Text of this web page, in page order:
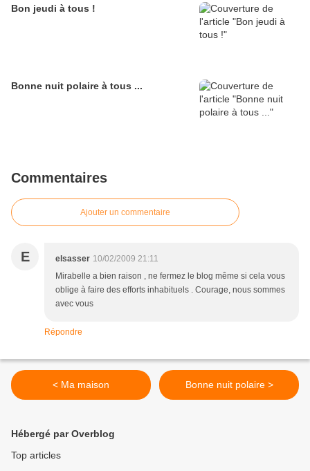
Bon jeudi à tous !
Bonne nuit polaire à tous ...
Commentaires
Ajouter un commentaire
E elsasser 10/02/2009 21:11
Mirabelle a bien raison , ne fermez le blog même si cela vous
oblige à faire des efforts inhabituels . Courage, nous sommes
avec vous
Répondre
< Ma maison Bonne nuit polaire >
Hébergé par Overblog
Top articles